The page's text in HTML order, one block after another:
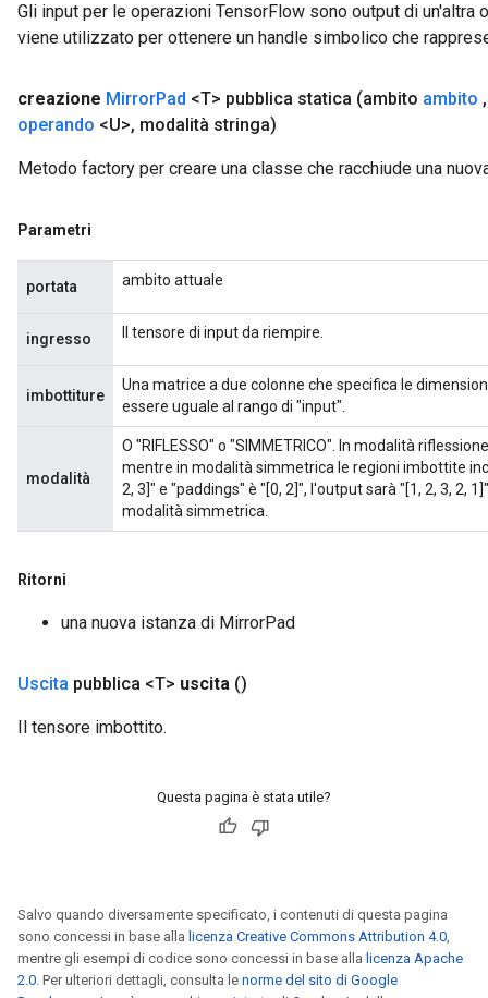
Gli input per le operazioni TensorFlow sono output di un'altra
viene utilizzato per ottenere un handle simbolico che
creazione MirrorPad <T> pubblica statica (ambito ambito ,
operando <U>, modalità stringa)
Metodo factory per creare una classe che racchiude una
Parametri
portata ambito attuale
ingresso Il tensore di input da riempire.
imbottiture
Una matrice a due colonne che specifica le
essere uguale al rango di "input".
modalità
O "RIFLESSO" o "SIMMETRICO". In modalità
mentre in modalità simmetrica le regioni imbottite
2, 3]" e "paddings" è "[0, 2]", l'output sarà "[1, 2, 3, 2,
modalità simmetrica.
Ritorni
una nuova istanza di MirrorPad
Uscita pubblica <T> uscita ()
Il tensore imbottito.
Questa pagina è stata utile?
Salvo quando diversamente specificato, i contenuti di questa pagina
sono concessi in base alla licenza Creative Commons Attribution 4.0,
mentre gli esempi di codice sono concessi in base alla licenza Apache
2.0. Per ulteriori dettagli, consulta le norme del sito di Google